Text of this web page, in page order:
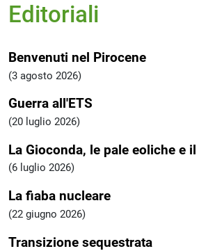
Editoriali
Benvenuti nel Pirocene
(3 agosto 2026)
Guerra all'ETS
(20 luglio 2026)
La Gioconda, le pale eoliche e
(6 luglio 2026)
La fiaba nucleare
(22 giugno 2026)
Transizione sequestrata